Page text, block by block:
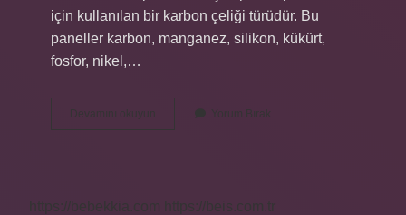
için kullanılan bir karbon çeliği türüdür. Bu
paneller karbon, manganez, silikon, kükürt,
fosfor, nikel,…
Devamını okuyun
Nasıl
Yorum Bırak
https://bebekkia.com
https://beis.com.tr